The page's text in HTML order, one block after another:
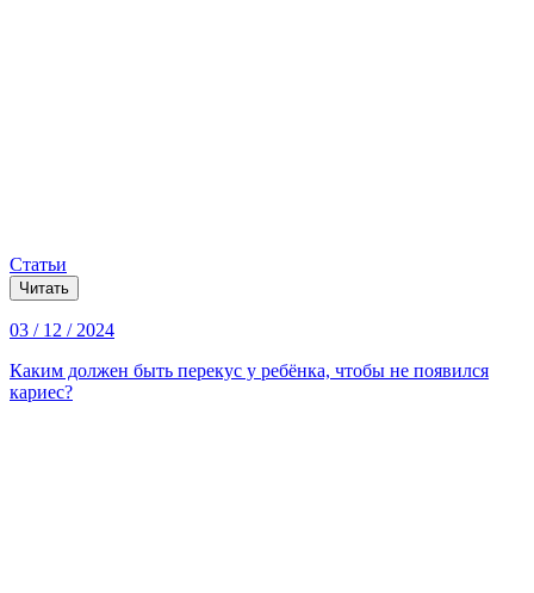
Статьи
Читать
03 / 12 / 2024
Каким должен быть перекус у ребёнка, чтобы не появился
кариес?